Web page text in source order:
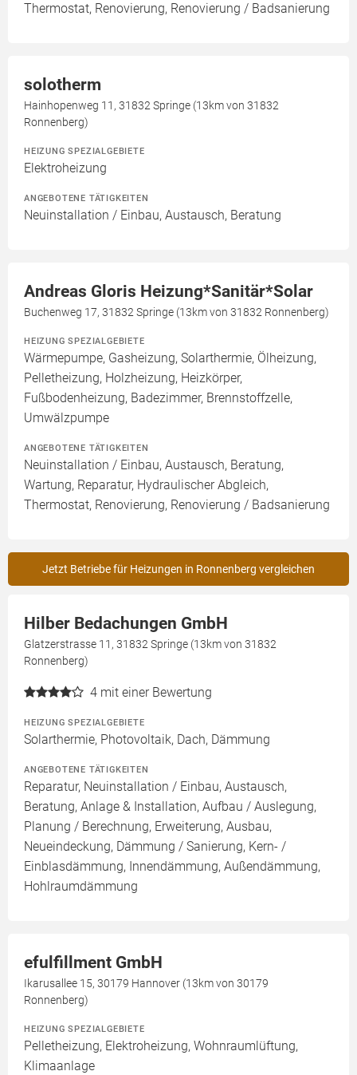
Thermostat, Renovierung, Renovierung / Badsanierung
solotherm
Hainhopenweg 11, 31832 Springe (13km von 31832
Ronnenberg)
HEIZUNG SPEZIALGEBIETE
Elektroheizung
ANGEBOTENE TÄTIGKEITEN
Neuinstallation / Einbau, Austausch, Beratung
Andreas Gloris Heizung*Sanitär*Solar
Buchenweg 17, 31832 Springe (13km von 31832 Ronnenberg)
HEIZUNG SPEZIALGEBIETE
Wärmepumpe, Gasheizung, Solarthermie, Ölheizung,
Pelletheizung, Holzheizung, Heizkörper,
Fußbodenheizung, Badezimmer, Brennstoffzelle,
Umwälzpumpe
ANGEBOTENE TÄTIGKEITEN
Neuinstallation / Einbau, Austausch, Beratung,
Wartung, Reparatur, Hydraulischer Abgleich,
Thermostat, Renovierung, Renovierung / Badsanierung
Jetzt Betriebe für Heizungen in Ronnenberg vergleichen
Hilber Bedachungen GmbH
Glatzerstrasse 11, 31832 Springe (13km von 31832
Ronnenberg)
4 mit einer Bewertung
HEIZUNG SPEZIALGEBIETE
Solarthermie, Photovoltaik, Dach, Dämmung
ANGEBOTENE TÄTIGKEITEN
Reparatur, Neuinstallation / Einbau, Austausch,
Beratung, Anlage & Installation, Aufbau / Auslegung,
Planung / Berechnung, Erweiterung, Ausbau,
Neueindeckung, Dämmung / Sanierung, Kern- /
Einblasdämmung, Innendämmung, Außendämmung,
Hohlraumdämmung
efulfillment GmbH
Ikarusallee 15, 30179 Hannover (13km von 30179
Ronnenberg)
HEIZUNG SPEZIALGEBIETE
Pelletheizung, Elektroheizung, Wohnraumlüftung,
Klimaanlage